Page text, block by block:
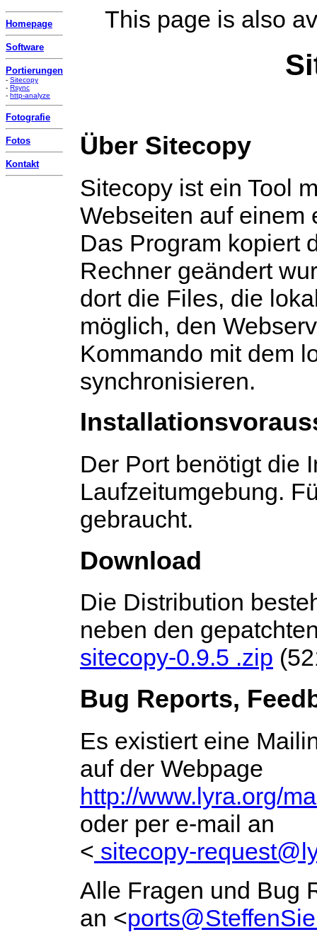
Homepage
Software
Portierungen
- Sitecopy
- Rsync
- http-analyze
Fotografie
Fotos
Kontakt
This page is also
Über Sitecopy
Sitecopy ist ein Tool
Webseiten auf einem
Das Program kopiert
Rechner geändert
dort die Files, die
möglich, den
Kommando mit dem
synchronisieren.
Der Port benötigt die
Laufzeitumgebung.
gebraucht.
Download
Die Distribution
neben den
sitecopy-0.9.5 .zip
Bug Reports,
Es existiert eine
auf der Webpage
http://www.lyra.org/
oder per e-mail an
< sitecopy-
Alle Fragen und Bug
an <